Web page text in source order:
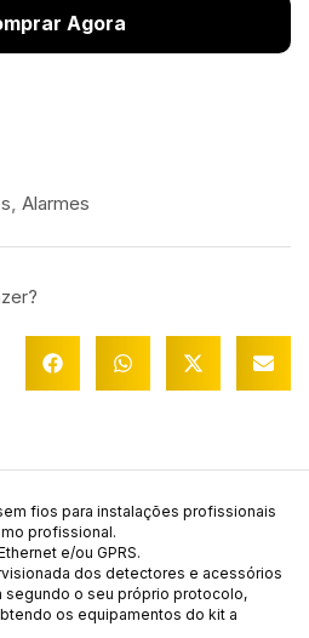
Agora
Alarmes
fios para instalações profissionais
profissional.
e/ou GPRS.
dos detectores e acessórios
o seu próprio protocolo,
os equipamentos do kit a